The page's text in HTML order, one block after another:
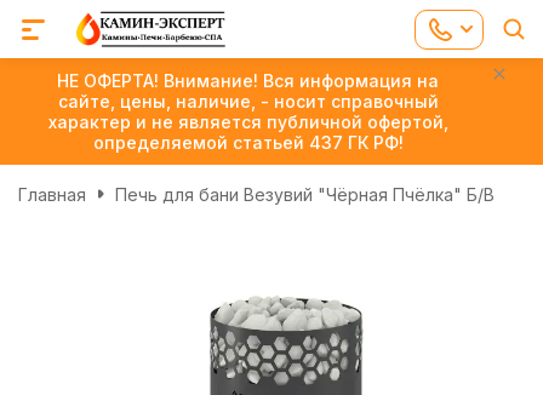
НЕ ОФЕРТА! Внимание! Вся информация на
сайте, цены, наличие, - носит справочный
характер и не является публичной офертой,
определяемой статьей 437 ГК РФ!
Главная Печь для бани Везувий "Чёрная Пчёлка" Б/В